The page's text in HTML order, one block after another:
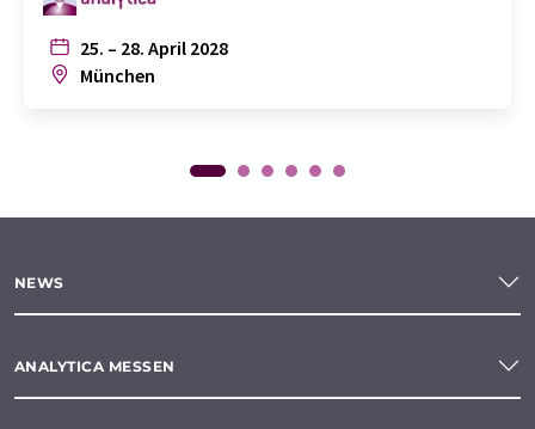
25. – 28. April 2028
München
NEWS
ANALYTICA MESSEN